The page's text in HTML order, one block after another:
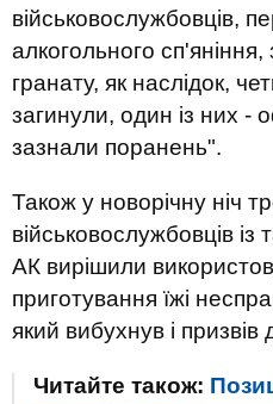
військовослужбовців,
алкогольного
гранату, як наслідок,
загинули, один із них -
зазнали поранень".
Також у новорічну ніч
військовослужбовців із
АК вирішили
приготування їжі
який вибухнув і призвів
Читайте також: